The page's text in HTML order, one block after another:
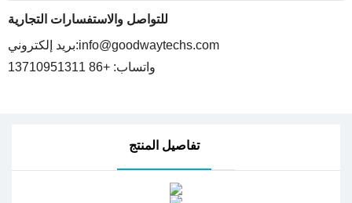
للتواصل والاستفسارات التجارية
بريد إلكتروني:info@goodwaytechs.com
واتساب: +86 13710951311
تفاصيل المنتج